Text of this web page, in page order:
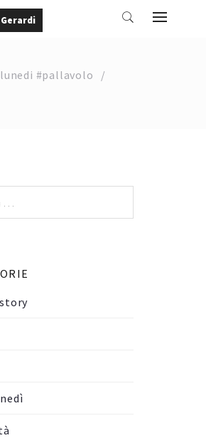
#pallavolo